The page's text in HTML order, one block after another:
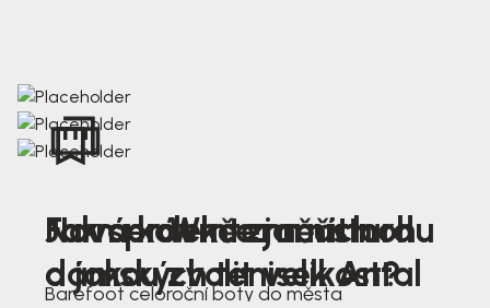
Nová kolekce jarních
dámských tenisek Antal
Jak správně změřit nohu
a jakou zvolit velikost?
Farmer Winter mustard
Barefoot celoroční boty do města